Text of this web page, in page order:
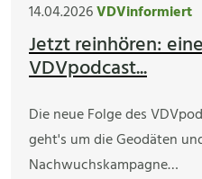
14.04.2026VDVinformiert
Jetzt reinhören:
VDVpodcast...
Die neue Folge des
geht's um die Geodäten
Nachwuchskampagne…